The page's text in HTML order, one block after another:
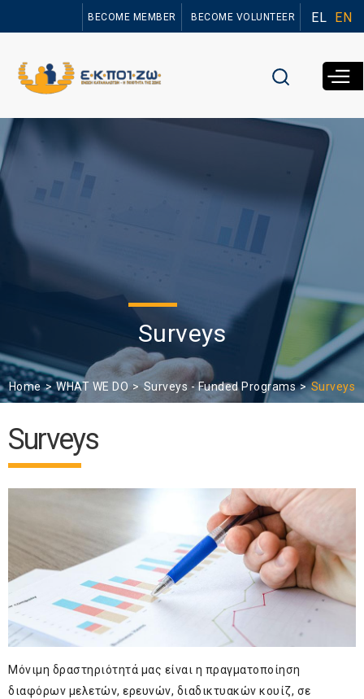
main
EL EN
BECOME MEMBER BECOME VOLUNTEER
Surveys
Home WHAT WE DO Surveys - Funded Programs Surveys
Surveys
Μόνιμη δραστηριότητά μας είναι η πραγματοποίηση
διαφόρων μελετών, ερευνών, διαδικτυακών κουίζ, σε